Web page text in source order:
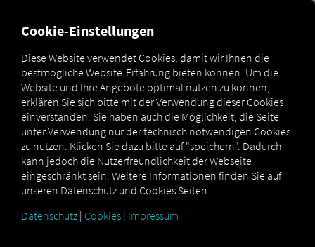
IMPRESSUM
Herausgeber
TB Digital Services GmbH
Oskar-Schlemmer-Str. 19-21
80807 München
Cookie-Einstellungen
Diese Website verwendet Cookies, damit wir Ihnen die
bestmögliche Website-Erfahrung bieten können. Um die
Website und Ihre Angebote optimal nutzen zu können,
erklären Sie sich bitte mit der Verwendung dieser Cookies
einverstanden. Sie haben auch die Möglichkeit, die Seite
unter Verwendung nur der technisch notwendigen Cookies
zu nutzen. Klicken Sie dazu bitte auf "speichern". Dadurch
kann jedoch die Nutzerfreundlichkeit der Webseite
eingeschränkt sein. Weitere Informationen finden Sie auf
unseren Datenschutz und Cookies Seiten.
Datenschutz | Cookies | Impressum